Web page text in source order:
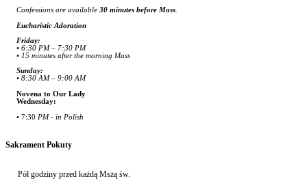
Confessions are available 30 minutes before Mass.
Eucharistic Adoration
Friday:
• 6:30 PM – 7:30 PM
• 15 minutes after the morning Mass
Sunday:
• 8:30 AM – 9:00 AM
Novena to Our Lady
Wednesday:
• 7:30 PM - in Polish
Sakrament Pokuty
Pół godziny przed każdą Mszą św.